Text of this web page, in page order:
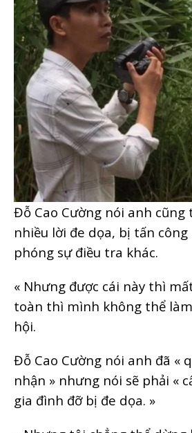
Đỗ Cao Cường nói anh cũng
nhiều lời đe dọa, bị tấn
phóng sự điều tra khác.
« Nhưng được cái này thì
toàn thì mình không thể
hội.
Đỗ Cao Cường nói anh đã «
nhận » nhưng nói sẽ phải «
gia đình đỡ bị đe dọa. »